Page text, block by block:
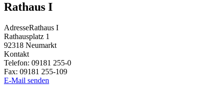
Rathaus I
AdresseRathaus I
Rathausplatz 1
92318 Neumarkt
Kontakt
Telefon: 09181 255-0
Fax: 09181 255-109
E-Mail senden